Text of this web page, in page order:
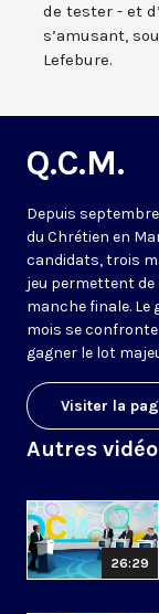
de tester - et
s’amusant,
Lefebure.
Q.C.M.
Depuis septembre
du Chrétien en
candidats, trois
jeu permettent
manche finale. Le
mois se
gagner le lot
Visiter la
Autres
26:29